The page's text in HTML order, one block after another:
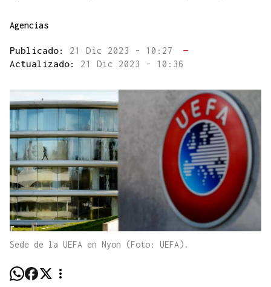
Agencias
Publicado: 21 Dic 2023 - 10:27
—
Actualizado: 21 Dic 2023 - 10:36
Sede de la UEFA en Nyon (Foto: UEFA).